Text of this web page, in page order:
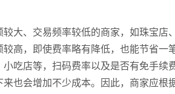
大、交易频率较低的商家，如珠宝店、
高，即使费率略有降低，也能节省一
吃店等，扫码费率以及是否有免手续
也会增加不少成本。因此，商家应根